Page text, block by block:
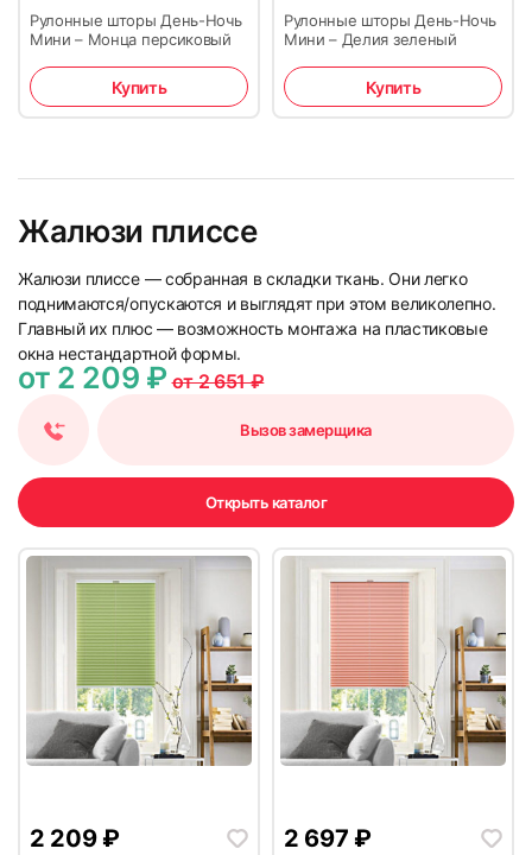
Рулонные шторы День-Ночь
Мини – Монца персиковый
Купить
Рулонные шторы День-Ночь
Мини – Делия зеленый
Купить
Жалюзи плиссе
Жалюзи плиссе — собранная в складки ткань. Они легко
поднимаются/опускаются и выглядят при этом великолепно.
Главный их плюс — возможность монтажа на пластиковые
окна нестандартной формы.
от 2 209 ₽от 2 651 ₽
Вызов замерщика
Открыть каталог
2 209 ₽ 2 697 ₽